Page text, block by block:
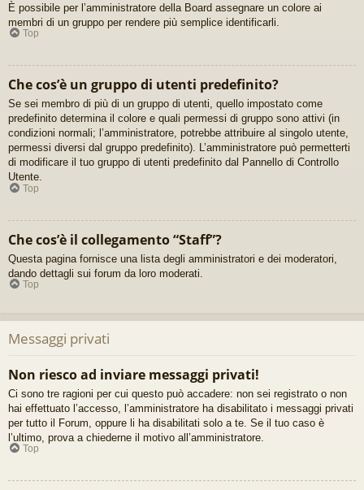
È possibile per l’amministratore della Board assegnare un colore ai
membri di un gruppo per rendere più semplice identificarli.
Top
Che cos’è un gruppo di utenti predefinito?
Se sei membro di più di un gruppo di utenti, quello impostato come
predefinito determina il colore e quali permessi di gruppo sono attivi (in
condizioni normali; l’amministratore, potrebbe attribuire al singolo utente,
permessi diversi dal gruppo predefinito). L’amministratore può permetterti
di modificare il tuo gruppo di utenti predefinito dal Pannello di Controllo
Utente.
Top
Che cos’è il collegamento “Staff”?
Questa pagina fornisce una lista degli amministratori e dei moderatori,
dando dettagli sui forum da loro moderati.
Top
Messaggi privati
Non riesco ad inviare messaggi privati!
Ci sono tre ragioni per cui questo può accadere: non sei registrato o non
hai effettuato l’accesso, l’amministratore ha disabilitato i messaggi privati
per tutto il Forum, oppure li ha disabilitati solo a te. Se il tuo caso è
l’ultimo, prova a chiederne il motivo all’amministratore.
Top